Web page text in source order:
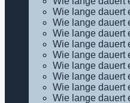
Wie lange dauert
Wie lange dauert
Wie lange dauert
Wie lange dauert
Wie lange dauert
Wie lange dauert
Wie lange dauert
Wie lange dauert
Wie lange dauert